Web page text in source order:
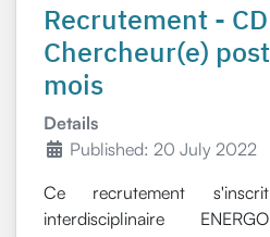
Recrutement -
Chercheur(e)
mois
Details
Published: 20 July 2022
Ce recrutement
interdisciplinaire